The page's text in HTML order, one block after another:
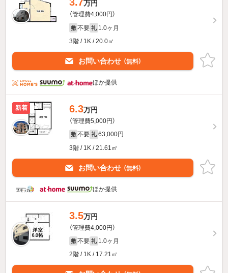
万円
（管理費4,000円）
敷 不要 礼 1.0ヶ月
3階 / 1K / 20.0㎡
お問い合わせ （無料）
ほか提供
新着 6.3万円
（管理費5,000円）
敷 不要 礼 63,000円
3階 / 1K / 21.61㎡
お問い合わせ （無料）
ほか提供
3.5万円
（管理費4,000円）
敷 不要 礼 1.0ヶ月
2階 / 1K / 17.21㎡